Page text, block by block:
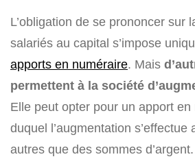
L’obligation de se prononcer sur
salariés au capital s’impose
apports en numéraire. Mais
permettent à la société
Elle peut opter pour un apport
duquel l’augmentation s’effectue
autres que des sommes